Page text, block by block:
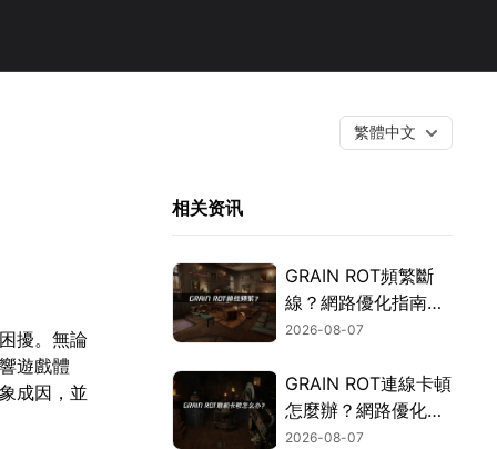
繁體中文
擾。無論
遊戲體
成因，並
相关资讯
GRAIN ROT頻繁斷
線？網路優化指南一
次搞定！
2026-08-07
GRAIN ROT連線卡頓
怎麼辦？網路優化這
樣解決！
2026-08-07